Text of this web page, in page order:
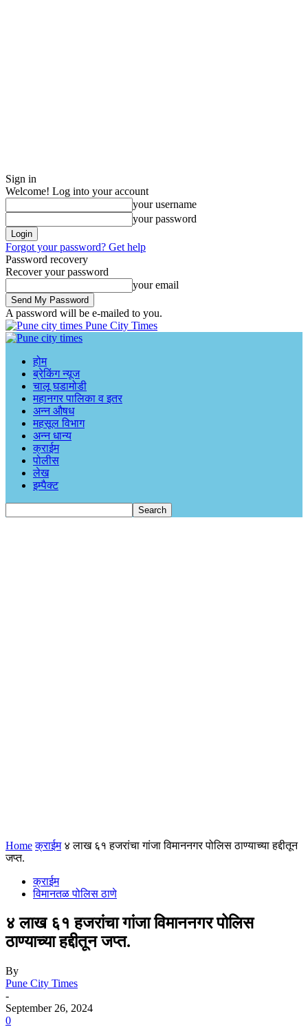
Sign in
Welcome! Log into your account
your username
your password
Forgot your password? Get help
Password recovery
Recover your password
your email
A password will be e-mailed to you.
Pune City Times
होम
ब्रेकिंग न्यूज
चालू घडामोडी
महानगर पालिका व इतर
अन्न औषध
महसूल विभाग
अन्न धान्य
क्राईम
पोलीस
लेख
इम्पैक्ट
Home क्राईम ४ लाख ६१ हजरांचा गांजा विमाननगर पोलिस ठाण्याच्या हद्दीतून
जप्त.
क्राईम
विमानतळ पोलिस ठाणे
४ लाख ६१ हजरांचा गांजा विमाननगर पोलिस
ठाण्याच्या हद्दीतून जप्त.
By
Pune City Times
-
September 26, 2024
0